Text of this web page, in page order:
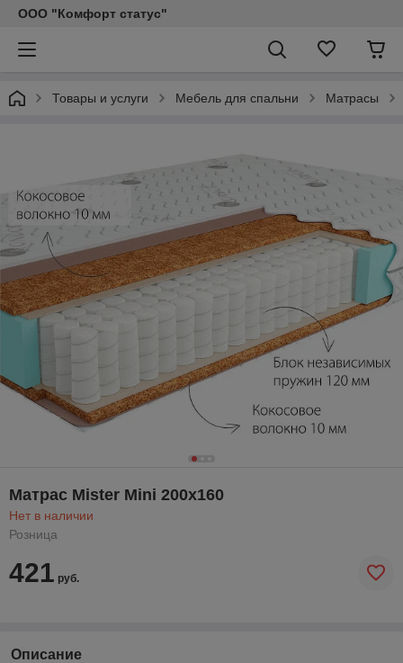
ООО "Комфорт статус"
Товары и услуги Мебель для спальни Матрасы
Матрас Mister Mini 200х160
Нет в наличии
Розница
421 руб.
Описание